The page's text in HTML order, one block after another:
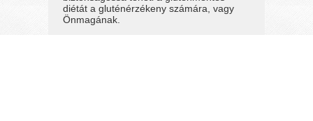
diétát a gluténérzékeny számára, vagy
Önmagának.